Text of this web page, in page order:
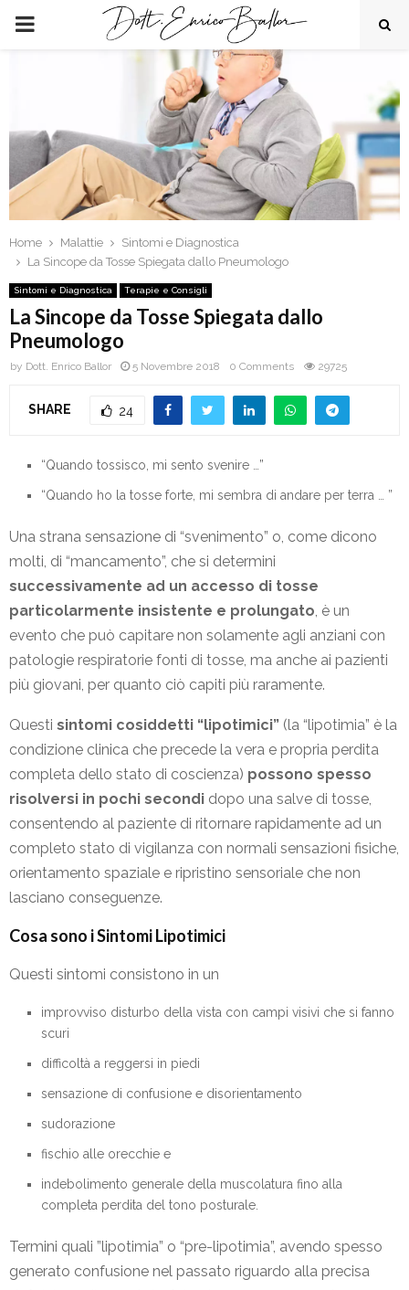
PRIMARY
Home Malattie
Sintomi e Diagnostica
La Sincope da Tosse Spiegata dallo Pneumologo
Sintomi e Diagnostica Terapie e Consigli
La Sincope da Tosse Spiegata dallo
Pneumologo
by Dott. Enrico Ballor 5 Novembre 2018 0 Comments 29725
SHARE 24
“Quando tossisco, mi sento svenire …”
“Quando ho la tosse forte, mi sembra di andare per terra … ”
Una strana sensazione di “svenimento” o, come dicono
molti, di “mancamento”, che si determini
successivamente ad un accesso di tosse
particolarmente insistente e prolungato, è un
evento che può capitare non solamente agli anziani con
patologie respiratorie fonti di tosse, ma anche ai pazienti
più giovani, per quanto ciò capiti più raramente.
Questi sintomi cosiddetti “lipotimici” (la “lipotimia” è la
condizione clinica che precede la vera e propria perdita
completa dello stato di coscienza) possono spesso
risolversi in pochi secondi dopo una salve di tosse,
consentendo al paziente di ritornare rapidamente ad un
completo stato di vigilanza con normali sensazioni fisiche,
orientamento spaziale e ripristino sensoriale che non
lasciano conseguenze.
Cosa sono i Sintomi Lipotimici
Questi sintomi consistono in un
improvviso disturbo della vista con campi visivi che si fanno
scuri
difficoltà a reggersi in piedi
sensazione di confusione e disorientamento
sudorazione
fischio alle orecchie e
indebolimento generale della muscolatura fino alla
completa perdita del tono posturale.
Termini quali ”lipotimia” o “pre-lipotimia”, avendo spesso
generato confusione nel passato riguardo alla precisa